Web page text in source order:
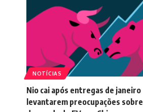
NOTÍCIAS
Nio cai após entregas de janeiro
levantarem preocupações sobre